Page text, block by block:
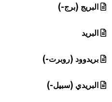
البريج (برج-)
البريد
بريدوود (روبرت-)
البريدي (سبيل-)